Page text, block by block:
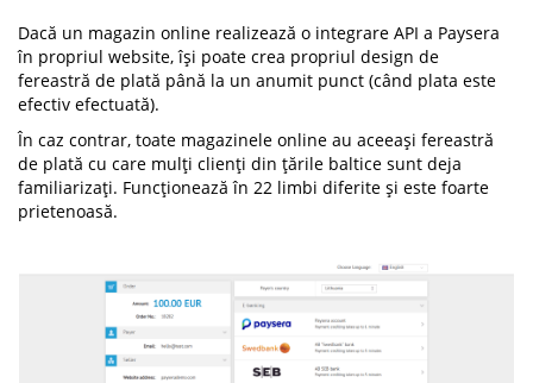
Dacă un magazin online realizează o integrare API a Paysera
în propriul website, își poate crea propriul design de
fereastră de plată până la un anumit punct (când plata este
efectiv efectuată).
În caz contrar, toate magazinele online au aceeași fereastră
de plată cu care mulți clienți din țările baltice sunt deja
familiarizați. Funcționează în 22 limbi diferite și este foarte
prietenoasă.